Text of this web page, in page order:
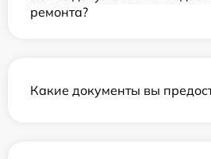
ремонта?
Какие документы вы